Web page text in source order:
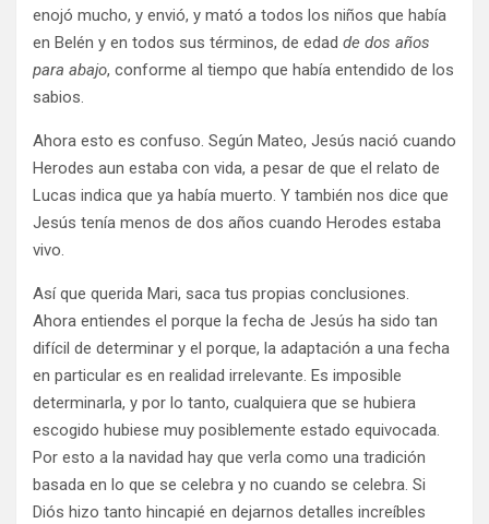
enojó mucho, y envió, y mató a todos los niños que había
en Belén y en todos sus términos, de edad de dos años
para abajo, conforme al tiempo que había entendido de los
sabios.
Ahora esto es confuso. Según Mateo, Jesús nació cuando
Herodes aun estaba con vida, a pesar de que el relato de
Lucas indica que ya había muerto. Y también nos dice que
Jesús tenía menos de dos años cuando Herodes estaba
vivo.
Así que querida Mari, saca tus propias conclusiones.
Ahora entiendes el porque la fecha de Jesús ha sido tan
difícil de determinar y el porque, la adaptación a una fecha
en particular es en realidad irrelevante. Es imposible
determinarla, y por lo tanto, cualquiera que se hubiera
escogido hubiese muy posiblemente estado equivocada.
Por esto a la navidad hay que verla como una tradición
basada en lo que se celebra y no cuando se celebra. Si
Diós hizo tanto hincapié en dejarnos detalles increíbles